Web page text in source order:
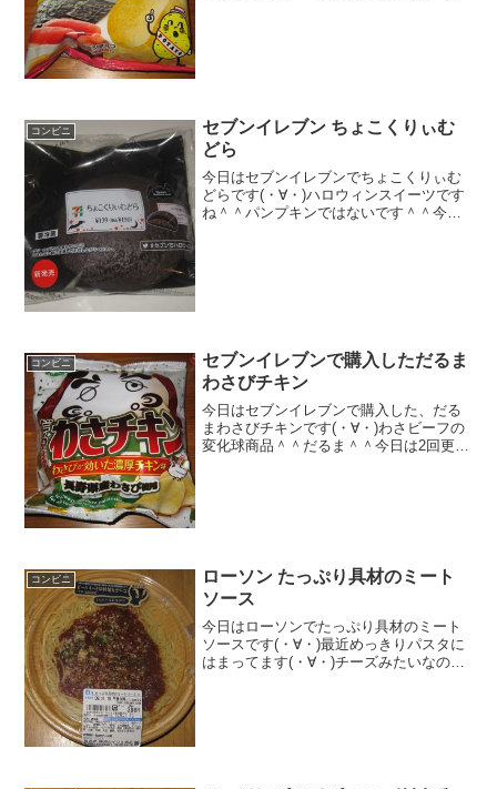
コンビニ
セブンイレブン ちょこくりぃむ
どら
今日はセブンイレブンでちょこくりぃむ
どらです(・∀・)ハロウィンスイーツです
ね＾＾パンプキンではないです＾＾今日
コンビニ
セブンイレブンで購入しただるま
わさびチキン
今日はセブンイレブンで購入した、だる
まわさびチキンです(・∀・)わさビーフの
変化球商品＾＾だるま＾＾今日は2回更新
コンビニ
ローソン たっぷり具材のミート
ソース
今日はローソンでたっぷり具材のミート
ソースです(・∀・)最近めっきりパスタに
はまってます(・∀・)チーズみたいなのが